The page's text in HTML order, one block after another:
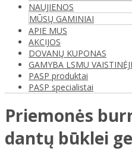
NAUJIENOS
MŪSŲ GAMINIAI
APIE MUS
AKCIJOS
DOVANŲ KUPONAS
GAMYBA LSMU
PASP produktai
PASP specialistai
Priemonės
dantų būklei